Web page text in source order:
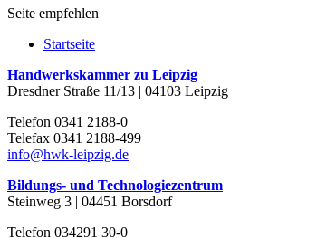
Seite empfehlen
Startseite
Handwerkskammer zu Leipzig
Dresdner Straße 11/13 | 04103 Leipzig
Telefon 0341 2188-0
Telefax 0341 2188-499
info@hwk-leipzig.de
Bildungs- und Technologiezentrum
Steinweg 3 | 04451 Borsdorf
Telefon 034291 30-0